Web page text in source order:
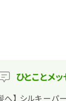
ひとことメ
へ】 シルキーパ